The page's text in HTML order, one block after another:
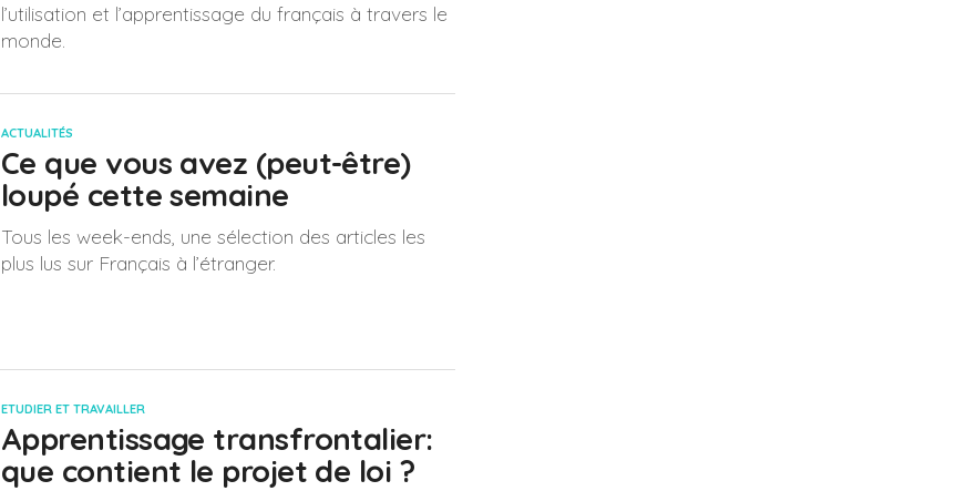
l’utilisation et l’apprentissage du français à travers le
monde.
ACTUALITÉS
Ce que vous avez (peut-être)
loupé cette semaine
Tous les week-ends, une sélection des articles les
plus lus sur Français à l’étranger.
ETUDIER ET TRAVAILLER
Apprentissage transfrontalier:
que contient le projet de loi ?